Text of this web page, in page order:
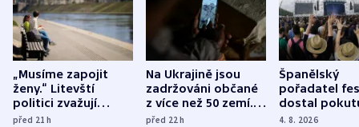
„Musíme zapojit
ženy.“ Litevští
politici zvažují
dohodu o
před 21h
Na Ukrajině jsou
zadržováni občané
z více než 50 zemí.
Bojovali na straně
před 22h
Španělský
pořadatel
dostal
nekalé
4. 8. 2026